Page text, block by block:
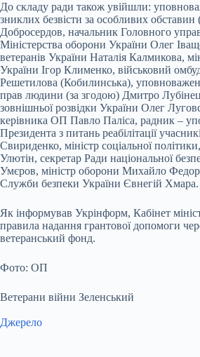
До складу ради також увійшли:
зниклих безвісти за особливих
Добросердов, начальник Головного
Міністерства оборони України Олег
ветеранів України Наталія Калмикова,
України Ігор Клименко, військовий
Решетилова (Кобилинська),
прав людини (за згодою) Дмитро
зовнішньої розвідки України Олег
керівника ОП Павло Паліса, радник –
Президента з питань реабілітації
Свириденко, міністр соціальної
Улютін, секретар Ради національної
Умєров, міністр оборони Михайло
Служби безпеки України Євнегій Хмара.
Як інформував Укрінформ, Кабінет
правила надання грантової допомоги
ветеранський фонд.
Фото: ОП
Ветерани війни Зеленський
Джерело